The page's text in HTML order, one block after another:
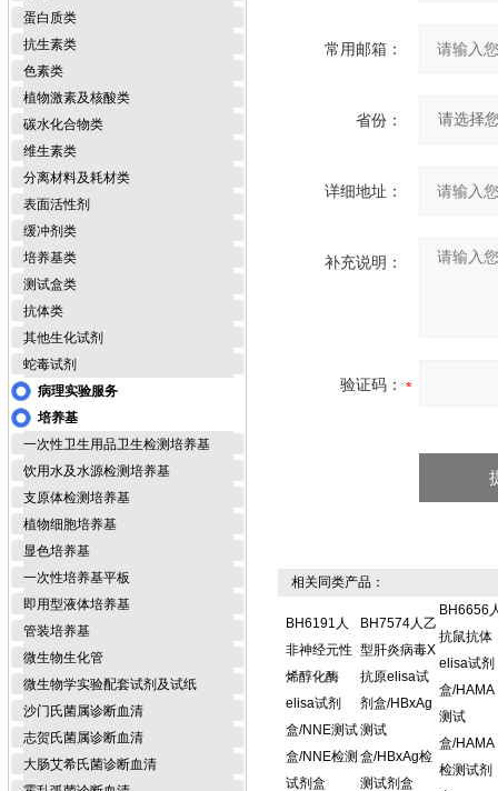
蛋白质类
抗生素类
色素类
植物激素及核酸类
碳水化合物类
维生素类
分离材料及耗材类
表面活性剂
缓冲剂类
培养基类
测试盒类
抗体类
其他生化试剂
蛇毒试剂
病理实验服务
培养基
一次性卫生用品卫生检测培养基
饮用水及水源检测培养基
支原体检测培养基
植物细胞培养基
显色培养基
一次性培养基平板
即用型液体培养基
管装培养基
微生物生化管
微生物学实验配套试剂及试纸
沙门氏菌属诊断血清
志贺氏菌属诊断血清
大肠艾希氏菌诊断血清
常用邮箱：
省份：
详细地址：
补充说明：
验证码：
相关同类产品：
BH6191人
非神经元性
烯醇化酶
elisa试剂
盒/NNE测试
盒/NNE检测
试剂盒
BH7574人乙
型肝炎病毒X
抗原elisa试
剂盒/HBxAg
测试
盒/HBxAg检
测试剂盒
BH6656
抗鼠抗体
elisa试剂
盒/HAMA
测试
盒/HAMA
检测试剂